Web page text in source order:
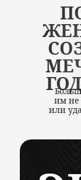
им не
или